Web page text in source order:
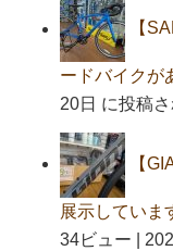
【
ードバイク
20日 に投稿さ
【
展示してい
34ビュー